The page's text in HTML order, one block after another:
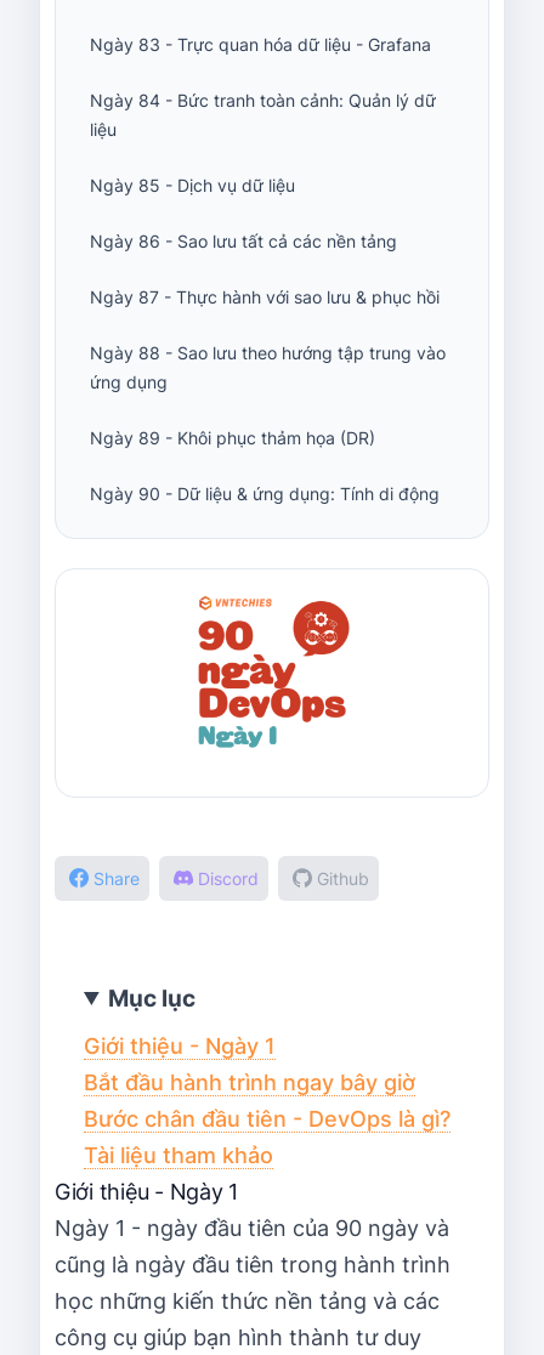
Ngày 83 - Trực quan hóa dữ liệu - Grafana
Ngày 84 - Bức tranh toàn cảnh: Quản lý dữ
liệu
Ngày 85 - Dịch vụ dữ liệu
Ngày 86 - Sao lưu tất cả các nền tảng
Ngày 87 - Thực hành với sao lưu & phục hồi
Ngày 88 - Sao lưu theo hướng tập trung vào
ứng dụng
Ngày 89 - Khôi phục thảm họa (DR)
Ngày 90 - Dữ liệu & ứng dụng: Tính di động
Share Discord Github
Mục lục
Giới thiệu - Ngày 1
Bắt đầu hành trình ngay bây giờ
Bước chân đầu tiên - DevOps là gì?
Tài liệu tham khảo
Giới thiệu - Ngày 1
Ngày 1 - ngày đầu tiên của 90 ngày và
cũng là ngày đầu tiên trong hành trình
học những kiến thức nền tảng và các
công cụ giúp bạn hình thành tư duy